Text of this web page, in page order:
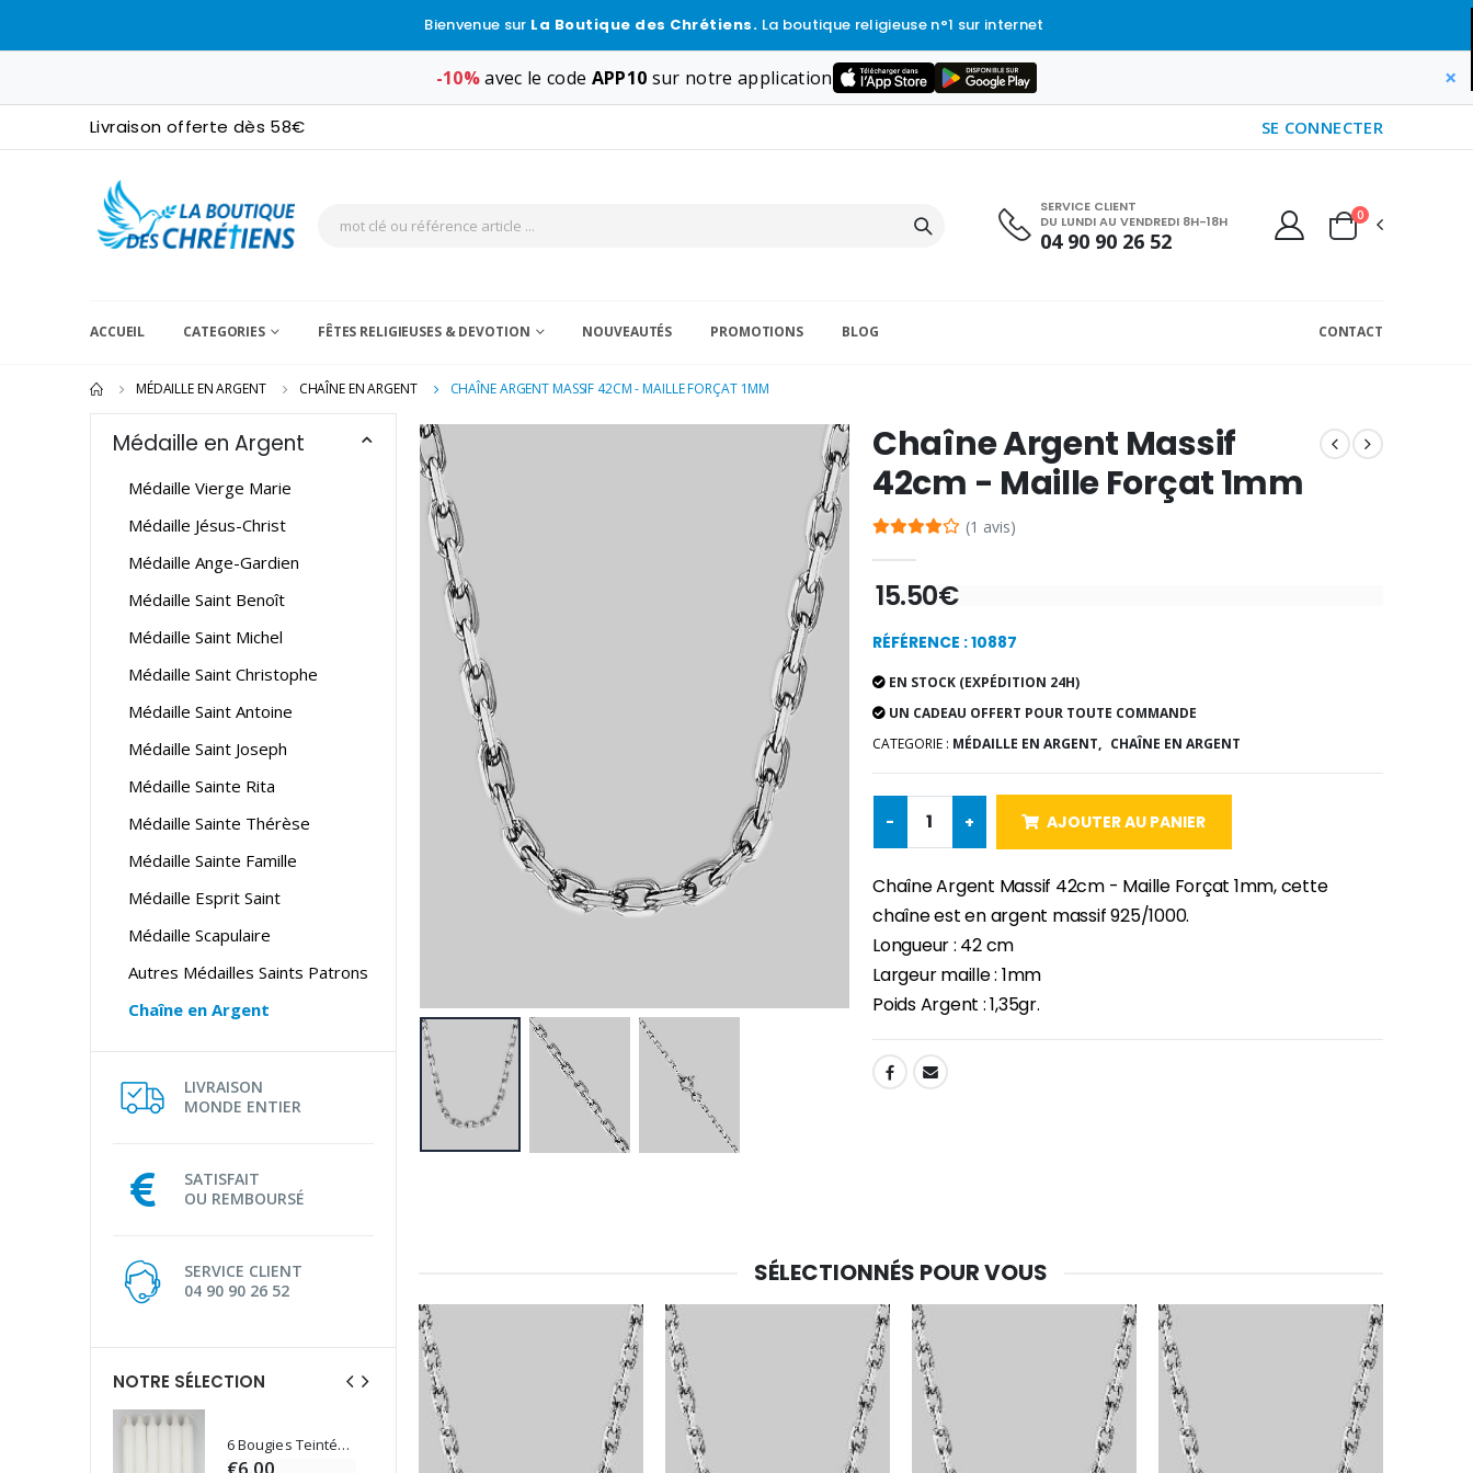
Bienvenue sur La Boutique des Chrétiens. La boutique religieuse n°1 sur internet
-10%avec le code APP10 sur notre application ×
Livraison offerte dès 58€ SE CONNECTER
SERVICE CLIENT
DU LUNDI AU VENDREDI 8H-18H
04 90 90 26 52
0
ACCUEIL CATEGORIES FÊTES RELIGIEUSES & DEVOTION NOUVEAUTÉS PROMOTIONS BLOG CONTACT
MÉDAILLE EN ARGENT CHAÎNE EN ARGENT CHAÎNE ARGENT MASSIF 42CM - MAILLE FORÇAT 1MM
Médaille en Argent
Médaille Vierge Marie
Médaille Jésus-Christ
Médaille Ange-Gardien
Médaille Saint Benoît
Médaille Saint Michel
Médaille Saint Christophe
Médaille Saint Antoine
Médaille Saint Joseph
Médaille Sainte Rita
Médaille Sainte Thérèse
Médaille Sainte Famille
Médaille Esprit Saint
Médaille Scapulaire
Autres Médailles Saints Patrons
Chaîne en Argent
LIVRAISON
MONDE ENTIER
SATISFAIT
OU REMBOURSÉ
SERVICE CLIENT
04 90 90 26 52
NOTRE SÉLECTION
6 Bougies Teintées Masse Couleur Blanche
€6.00
-30%
Une bougie 150 gr et votre Prière déposées à Lourdes
Chaîne Argent Massif
42cm - Maille Forçat 1mm
(1 avis)
15.50€
RÉFÉRENCE : 10887
EN STOCK (EXPÉDITION 24H)
UN CADEAU OFFERT POUR TOUTE COMMANDE
CATEGORIE : MÉDAILLE EN ARGENT, CHAÎNE EN ARGENT
- + AJOUTER AU PANIER
Chaîne Argent Massif 42cm - Maille Forçat 1mm, cette
chaîne est en argent massif 925/1000.
Longueur : 42 cm
Largeur maille : 1mm
Poids Argent : 1,35gr.
SHARE:
SÉLECTIONNÉS POUR VOUS